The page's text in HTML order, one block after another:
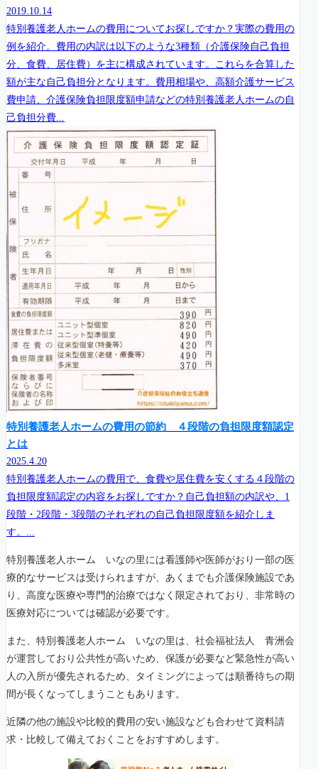
2019.10.14
特別養護老人ホームの費用についてお探しですか？実際の費用の
例を紹介。費用の内訳は以下のような3種類（介護保険自己負担
分、食費、居住費）を主に構成されています。これらを合算した
額が主な自己負担分となります。費用相場や、高額介護サービス
費申請、介護保険負担限度額申請などの特別養護老人ホームの自
己負担分費...
特別養護老人ホームの費用の節約 ４段階の負担限度額認定
とは
2025.4.20
特別養護老人ホームの費用で、食費や居住費を安くする４段階の
負担限度額認定の内容をお探しですか？自己負担額の内訳や、1
段階・2段階・3段階のそれぞれの自己負担限度額を紹介しま
す。...
特別養護老人ホーム いなの里には看護師や医師がおり一部の医
療的なサービスは受けられますが、あくまでも介護保険施設であ
り、高度な医療や専門的治療ではなく限定されており、非常時の
医療対応については確認が必要です。
また、特別養護老人ホーム いなの里は、社会福祉法人 青洲会
が運営しており公共性が高いため、保護が必要など緊急性が高い
人の入所が優先されるため、タイミングによっては順番待ちの期
間が長くなってしまうこともあります。
近隣の他の施設や比較的費用の安い施設なども合わせて資料請
求・比較して備えておくことをおすすめします。